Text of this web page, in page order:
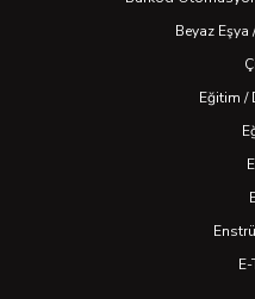
Beyaz Eşya
Eğitim /